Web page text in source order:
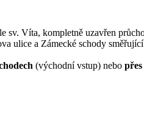
Víta, kompletně uzavřen
ulice a Zámecké schody
(východní vstup) nebo